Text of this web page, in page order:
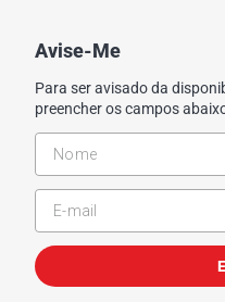
Avise-Me
Para ser avisado da
preencher os campos
10 Pneu